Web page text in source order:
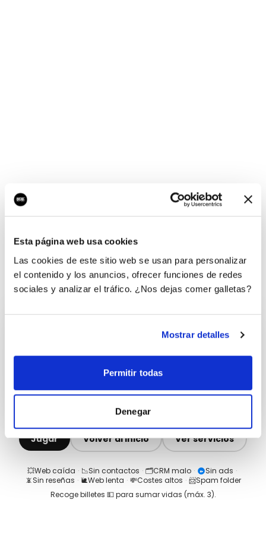
Esta página web usa cookies
Las cookies de este sitio web se usan para personalizar
el contenido y los anuncios, ofrecer funciones de redes
sociales y analizar el tráfico. ¿Nos dejas comer galletas?
Mostrar detalles
Permitir todas
Denegar
¡Ups, no hay nada por
aquí!
¿Quieres jugar al juego del empresario?
Jugar Volver al inicio Ver servicios
💥Web caída · 📉Sin contactos · 🗂️CRM malo · Sin ads ·
📵Sin reseñas · 🐌Web lenta · 💸Costes altos · 📨Spam folder
Recoge billetes 💵 para sumar vidas (máx. 3).